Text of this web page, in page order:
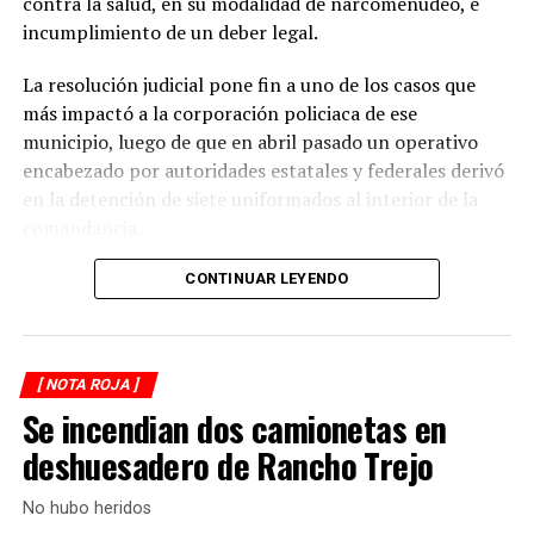
La circulación en la zona se vio afectada por algunos
minutos mientras se realizaban las labores de auxilio y el
levantamiento de indicios por parte de las autoridades.
Posteriormente, el tránsito fue restablecido de manera
normal.
incumplimiento de un deber legal.
La resolución judicial pone fin a uno de los casos que
más impactó a la corporación policiaca de ese
municipio, luego de que en abril pasado un operativo
encabezado por autoridades estatales y federales derivó
en la detención de siete uniformados al interior de la
La intervención se realizó el 10 de abril mediante un
elementos de la Secretaría de Marina (Semar) y de la
Secretaría de Seguridad Pública (SSP), quienes
ejecutaron una revisión en las instalaciones de la
corporación municipal.
Durante la inspección, los efectivos localizaron diversas
dosis de droga presuntamente destinadas al
CONTINUAR LEYENDO
[ NOTA ROJA ]
Se incendian dos camionetas en
deshuesadero de Rancho Trejo
No hubo heridos